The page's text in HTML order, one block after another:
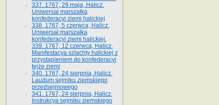
337. 1767, 29 maja, Halicz.
Uniwersał marszałka
konfederacyi ziemi halickiej
338. 1767, 5 czerwca, Halicz.
Uniwersał marszałka
konfederacyi ziemi halickiej.
339. 1767, 12 czerwca, Halicz.
Manifestacya szlachty halickiej z
przystąpieniem do konfederacyi
tejże ziemi
340. 1767, 24 sierpnia, Halicz.
Laudum sejmiku ziemskiego
przedsejmowego
341. 1767, 24 sierpnia, Halicz.
Instrukcya sejmiku ziemskiego